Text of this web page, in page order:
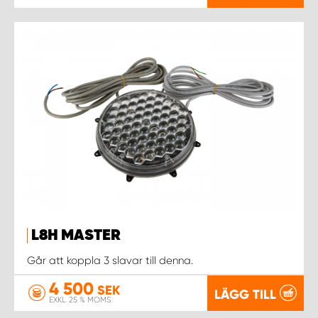
L8H MASTER
Går att koppla 3 slavar till denna.
4 500 SEK
EXKL. 25 % MOMS LÄGG TILL
WORK SYSTEM VÄRNAMO
WORK SYSTEM VÄSTERÅS
WORK SYSTEM ÖREBRO
WORK SYSTEM ÖSTERSUND